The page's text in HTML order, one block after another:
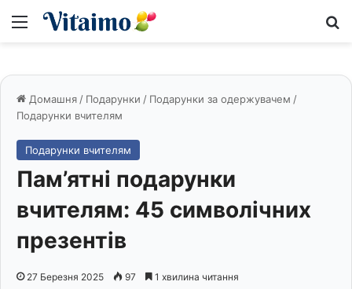
Меню
Домашня / Подарунки / Подарунки за одержувачем /
Подарунки вчителям
Подарунки вчителям
Пам’ятні подарунки
вчителям: 45 символічних
презентів
27 Березня 2025 97 1 хвилина читання